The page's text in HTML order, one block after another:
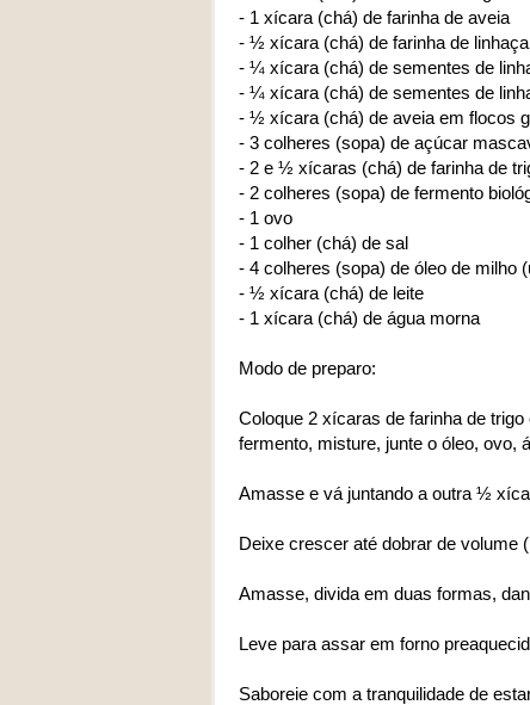
- 1 xícara (chá) de farinha de aveia
- ½ xícara (chá) de farinha de
- ¼ xícara (chá) de sementes de
- ¼ xícara (chá) de sementes de
- ½ xícara (chá) de aveia em flocos
- 3 colheres (sopa) de açúcar
- 2 e ½ xícaras (chá) de farinha de
- 2 colheres (sopa) de fermento
- 1 ovo
- 1 colher (chá) de sal
- 4 colheres (sopa) de óleo de milho
- ½ xícara (chá) de leite
- 1 xícara (chá) de água morna
Modo de preparo:
Coloque 2 xícaras de farinha de
fermento, misture, junte o óleo, ovo,
Amasse e vá juntando a outra ½
Deixe crescer até dobrar de volume
Amasse, divida em duas formas,
Leve para assar em forno
Saboreie com a tranquilidade de